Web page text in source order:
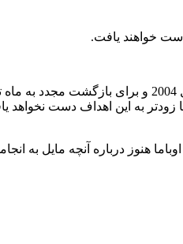
خواهند یافت.
هنوز درباره آنچه مایل به